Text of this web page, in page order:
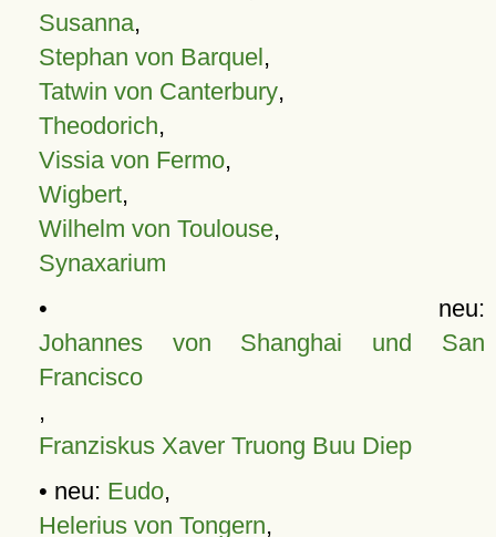
Susanna,
Stephan von Barquel,
Tatwin von Canterbury,
Theodorich,
Vissia von Fermo,
Wigbert,
Wilhelm von Toulouse,
Synaxarium
• neu:
Johannes von Shanghai und San
Francisco
,
Franziskus Xaver Truong Buu Diep
• neu: Eudo,
Helerius von Tongern,